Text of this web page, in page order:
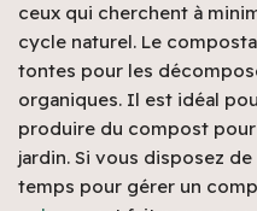
ceux qui cherchent à
cycle naturel. Le
tontes pour les
organiques. Il est idéal
produire du compost
jardin. Si vous disposez
temps pour gérer un